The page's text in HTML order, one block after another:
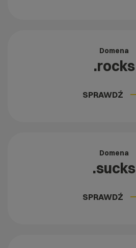
Domena
.rocks
SPRAWDŹ
Domena
.sucks
SPRAWDŹ